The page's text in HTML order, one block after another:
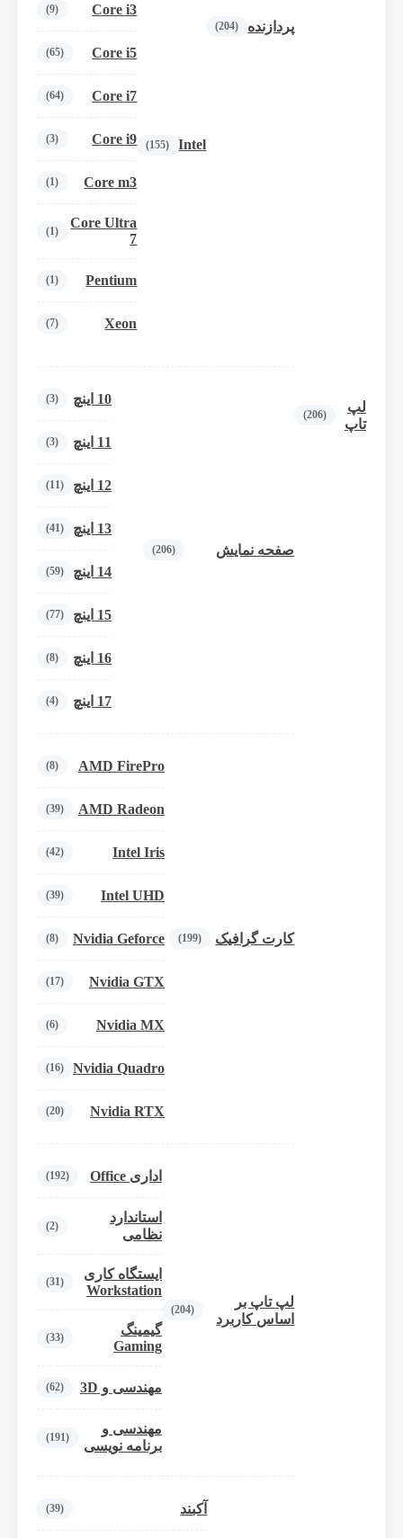
لپ
تاپ
(206)
پردازنده (204)
Intel
(155)
Core i3
(9)
Core i5
(65)
Core i7
(64)
Core i9
(3)
Core m3
(1)
Core Ultra
7
(1)
Pentium
(1)
Xeon
(7)
صفحه نمایش (206)
10 اینچ (3)
11 اینچ (3)
12 اینچ (11)
13 اینچ (41)
14 اینچ (59)
15 اینچ (77)
16 اینچ (8)
17 اینچ (4)
کارت گرافیک (199)
AMD FirePro
(8)
AMD Radeon
(39)
Intel Iris
(42)
Intel UHD
(39)
Nvidia Geforce
(8)
Nvidia GTX
(17)
Nvidia MX
(6)
Nvidia Quadro
(16)
Nvidia RTX
(20)
لپ تاپ بر
اساس کاربرد
(204)
اداری Office (192)
استاندارد
نظامی
(2)
ایستگاه کاری
Workstation
(31)
گیمینگ
Gaming
(33)
مهندسی و 3D (62)
مهندسی و
برنامه نویسی
(191)
آکبند (39)